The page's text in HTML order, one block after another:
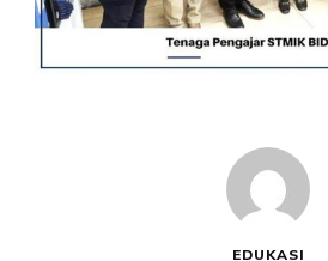
EDUKASI